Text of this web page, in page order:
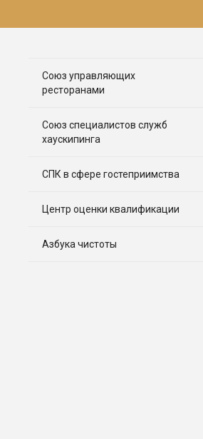
Союз управляющих
ресторанами
Союз специалистов служб
хаускипинга
СПК в сфере гостеприимства
Центр оценки квалификации
Азбука чистоты